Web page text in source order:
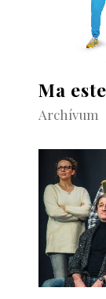
Ma
Archívum